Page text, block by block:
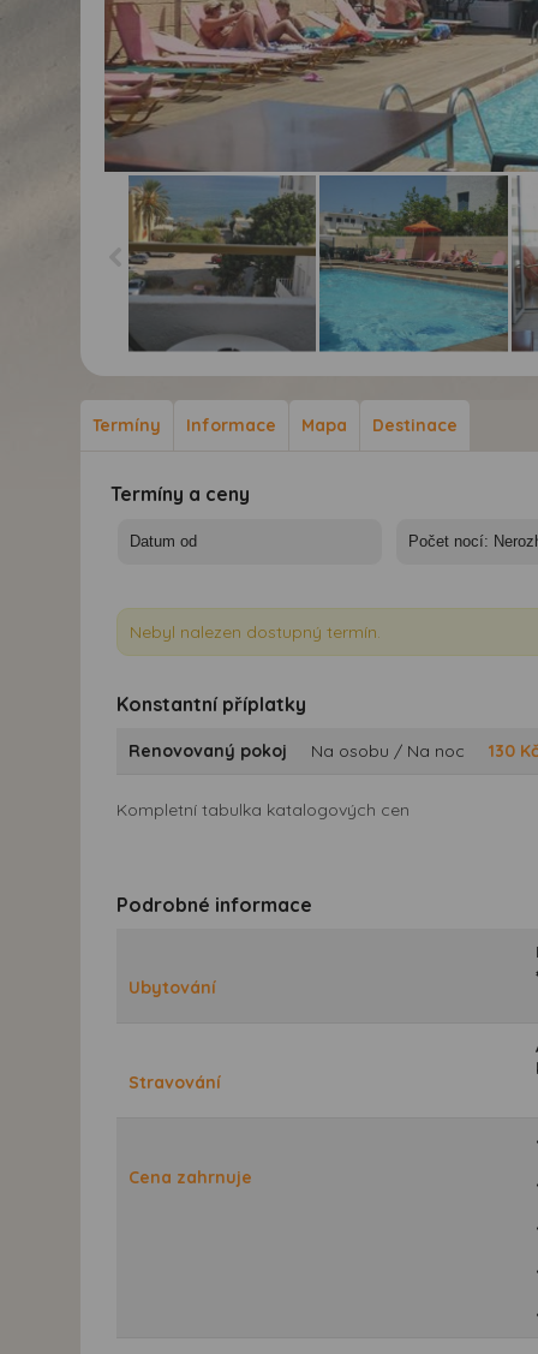
Hersonissos, hotel Pela
Maria
Hersonissos, hotel Pela
Maria
Termíny Informace Mapa Destinace
Termíny a ceny
Nebyl nalezen dostupný termín.
Konstantní příplatky
Renovovaný pokoj Na osobu / Na noc 130 Kč
Kompletní tabulka katalogových cen
Podrobné informace
Ubytování
Stravování
Cena zahrnuje